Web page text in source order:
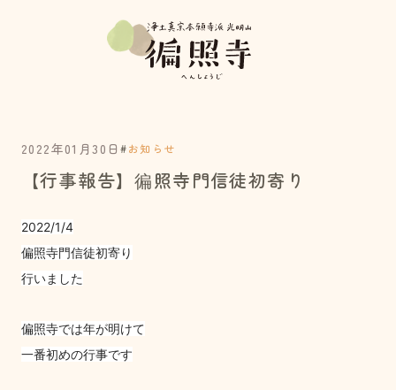
2022年01月30日#お知らせ
【行事報告】徧照寺門信徒初寄り
2022/1/4
偏照寺門信徒初寄り
行いました
偏照寺では年が明けて
一番初めの行事です